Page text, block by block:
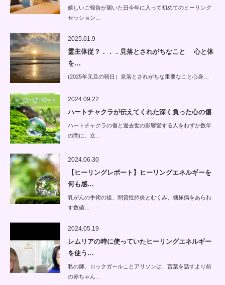
嬉しいご報告が届いた日今年に入って初めてのヒーリング
セッション…
2025.01.9
霊主体従？．．．見落とされがちなこと 心と体
を…
(2025年元旦の朝日）見落とされがちな重要なこと心身…
2024.09.22
ハートチャクラが伝えてくれた深く負った心の傷
ハートチャクラの傷と過去世の影響愛する人をわずか数年
の間に、立…
2024.06.30
【ヒーリングレポート】ヒーリングエネルギーを
何も感…
乳がんの手術の後、間質性肺炎とむくみ、糖尿病をあらわ
す数値…
2024.05.19
レムリアの時に使っていたヒーリングエネルギー
を使う…
私の師、ロックガールことアリソンは、言葉を話すより前
の赤ちゃん…